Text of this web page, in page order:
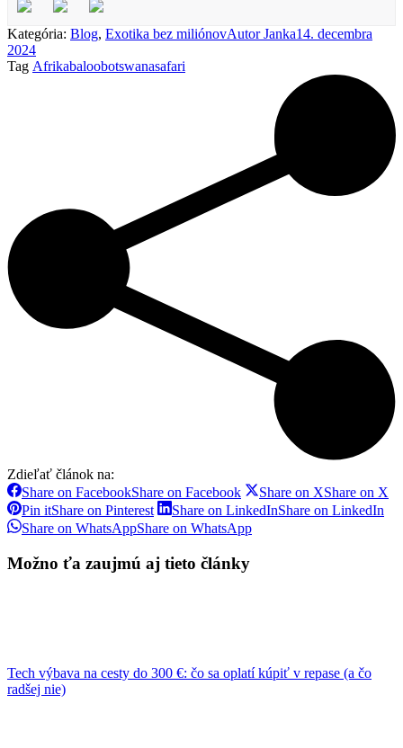
Kategória: Blog, Exotika bez miliónovAutorJanka14. decembra
2024
Tag Afrikabaloobotswanasafari
Zdieľať článok na:
Share on FacebookShare on Facebook Share on XShare on X
Pin itShare on Pinterest Share on LinkedInShare on LinkedIn
Share on WhatsAppShare on WhatsApp
Možno ťa zaujmú aj tieto články
Tech výbava na cesty do 300 €: čo sa oplatí kúpiť v repase (a čo
radšej nie)